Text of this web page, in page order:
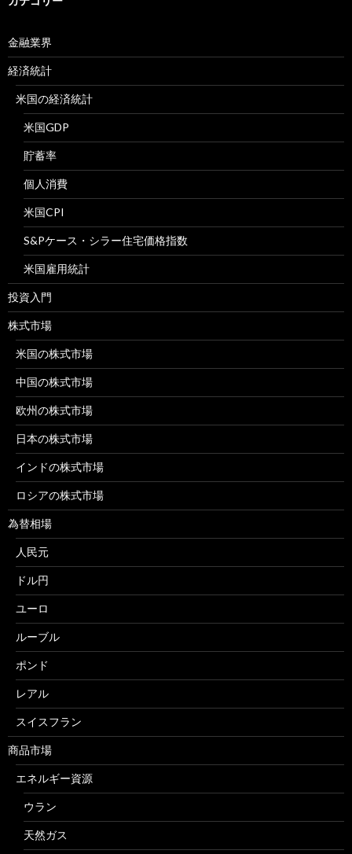
金融業界
経済統計
米国の経済統計
米国GDP
貯蓄率
個人消費
米国CPI
S&Pケース・シラー住宅価格指数
米国雇用統計
投資入門
株式市場
米国の株式市場
中国の株式市場
欧州の株式市場
日本の株式市場
インドの株式市場
ロシアの株式市場
為替相場
人民元
ドル円
ユーロ
ルーブル
ポンド
レアル
スイスフラン
商品市場
エネルギー資源
ウラン
天然ガス